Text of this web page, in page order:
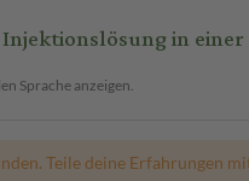
in
Sprache anzeigen.
Teile deine Erfahrungen